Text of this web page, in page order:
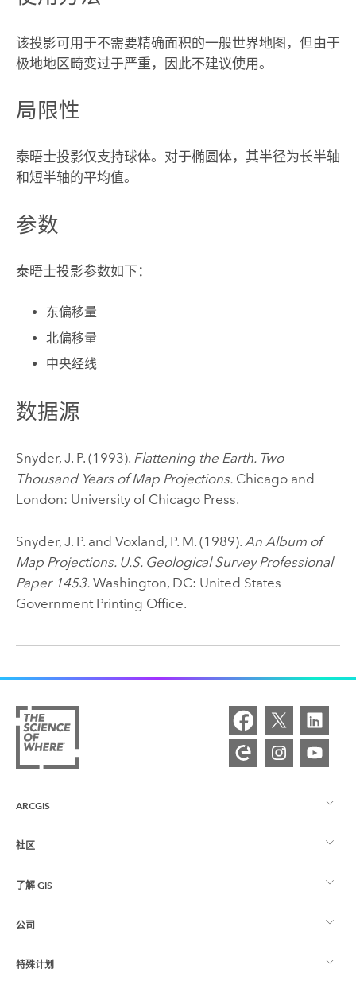
该投影可用于不需要精确面积的一般世界地图，但由于
极地地区畸变过于严重，因此不建议使用。
局限性
泰晤士投影仅支持球体。对于椭圆体，其半径为长半轴
和短半轴的平均值。
参数
泰晤士投影参数如下：
东偏移量
北偏移量
中央经线
数据源
Snyder, J. P. (1993). Flattening the Earth. Two
Thousand Years of Map Projections.Chicago and
London: University of Chicago Press.
Snyder, J. P. and Voxland, P. M. (1989). An Album of
Map Projections. U.S. Geological Survey Professional
Paper 1453.Washington, DC: United States
Government Printing Office.
ARCGIS
ArcGIS 概览
制图
社区
Esri 社区
ArcGIS 博客
了解 GIS
什么是 GIS？
位置智能
公司
关于 Esri
特殊计划